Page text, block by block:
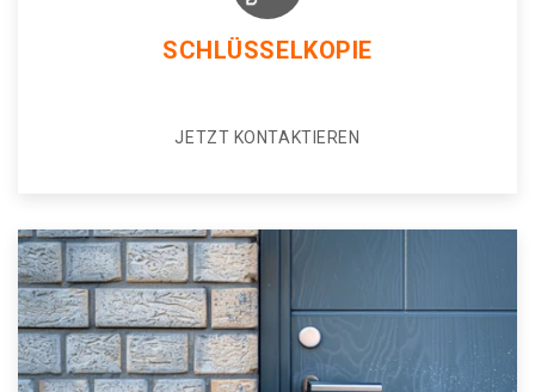
SCHLÜSSELKOPIE
JETZT KONTAKTIEREN